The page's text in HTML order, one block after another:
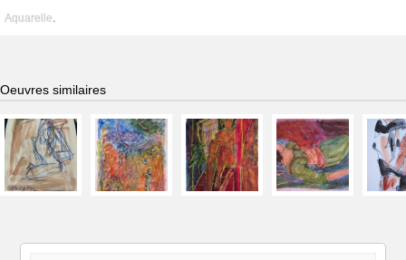
Aquarelle.
Oeuvres similaires